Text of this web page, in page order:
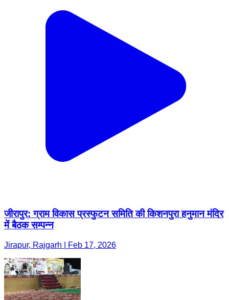
जीरापुर: ग्राम विकास प्रस्फुटन समिति की किशनपुरा हनुमान मंदिर
में बैठक सम्पन्न
Jirapur, Rajgarh | Feb 17, 2026